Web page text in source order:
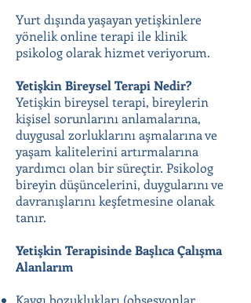
Yurt dışında yaşayan yetişkinlere
yönelik online terapi ile klinik
psikolog olarak hizmet veriyorum.
Yetişkin Bireysel Terapi Nedir?
Yetişkin bireysel terapi, bireylerin
kişisel sorunlarını anlamalarına,
duygusal zorluklarını aşmalarına ve
yaşam kalitelerini artırmalarına
yardımcı olan bir süreçtir. Psikolog
bireyin düşüncelerini, duygularını ve
davranışlarını keşfetmesine olanak
tanır.
Yetişkin Terapisinde Başlıca Çalışma
Alanlarım
Kaygı bozuklukları (obsesyonlar,